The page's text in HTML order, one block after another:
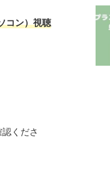
コン）視聴
くださ